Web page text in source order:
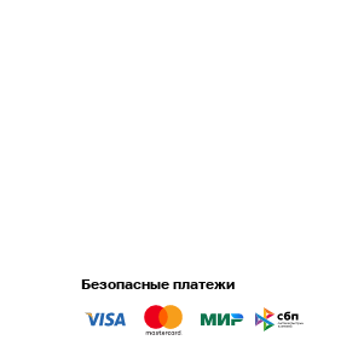
Безопасные платежи